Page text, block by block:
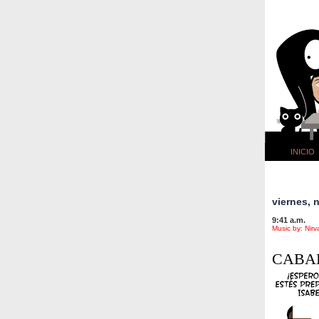
INICIO
viernes,
9:41 a.m.
Music by: